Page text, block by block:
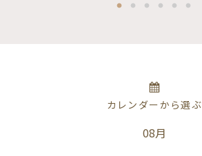
カレンダーから選ぶ
08月